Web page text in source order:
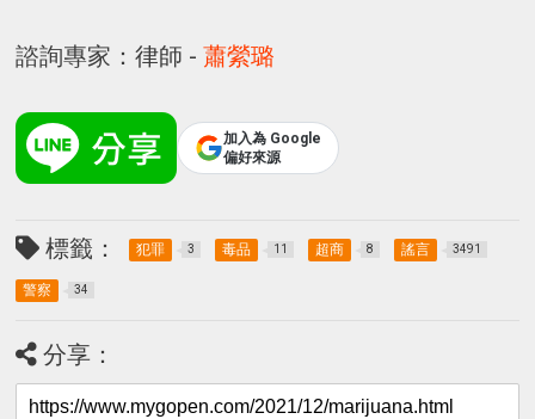
諮詢專家：律師 -蕭縈璐
加入為 Google
偏好來源
標籤： 犯罪 3 毒品 11 超商 8 謠言 3491
警察 34
分享：